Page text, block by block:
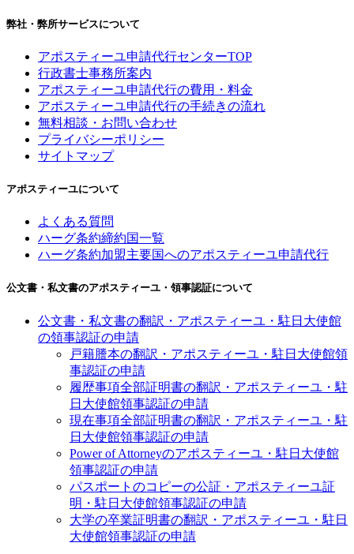
弊社・弊所サービスについて
アポスティーユ申請代行センターTOP
行政書士事務所案内
アポスティーユ申請代行の費用・料金
アポスティーユ申請代行の手続きの流れ
無料相談・お問い合わせ
プライバシーポリシー
サイトマップ
アポスティーユについて
よくある質問
ハーグ条約締約国一覧
ハーグ条約加盟主要国へのアポスティーユ申請代行
公文書・私文書のアポスティーユ・領事認証について
公文書・私文書の翻訳・アポスティーユ・駐日大使館
の領事認証の申請
戸籍謄本の翻訳・アポスティーユ・駐日大使館領
事認証の申請
履歴事項全部証明書の翻訳・アポスティーユ・駐
日大使館領事認証の申請
現在事項全部証明書の翻訳・アポスティーユ・駐
日大使館領事認証の申請
Power of Attorneyのアポスティーユ・駐日大使館
領事認証の申請
パスポートのコピーの公証・アポスティーユ証
明・駐日大使館領事認証の申請
大学の卒業証明書の翻訳・アポスティーユ・駐日
大使館領事認証の申請